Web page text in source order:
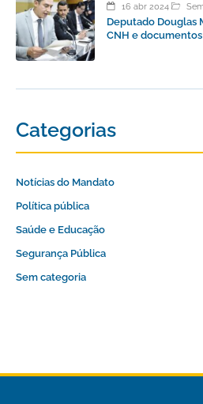
16 abr 2024
Deputado Douglas
CNH e
Categorias
Notícias do Mandato
Política pública
Saúde e Educação
Segurança Pública
Sem categoria